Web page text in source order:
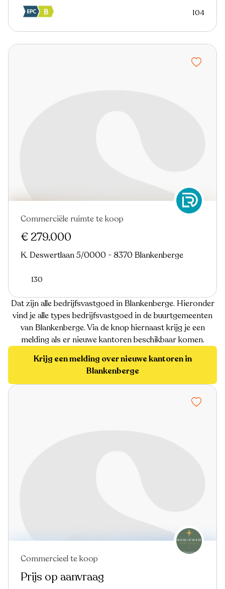
104
Commerciële ruimte te koop
€ 279.000
K. Deswertlaan 5/0000 - 8370 Blankenberge
130
Dat zijn alle bedrijfsvastgoed in Blankenberge. Hieronder
vind je alle types bedrijfsvastgoed in de buurtgemeenten
van Blankenberge. Via de knop hiernaast krijg je een
melding als er nieuwe kantoren beschikbaar komen.
Krijg een melding over nieuwe kantoren in
Blankenberge
Nieuw
Commercieel te koop
Prijs op aanvraag